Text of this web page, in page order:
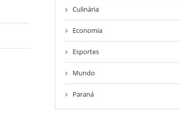
Culinária
Economia
Esportes
Mundo
Paraná